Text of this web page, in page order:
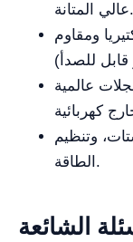
عالي المتانة.
ومقاوم
عالمية
وتنظيم
الطاقة.